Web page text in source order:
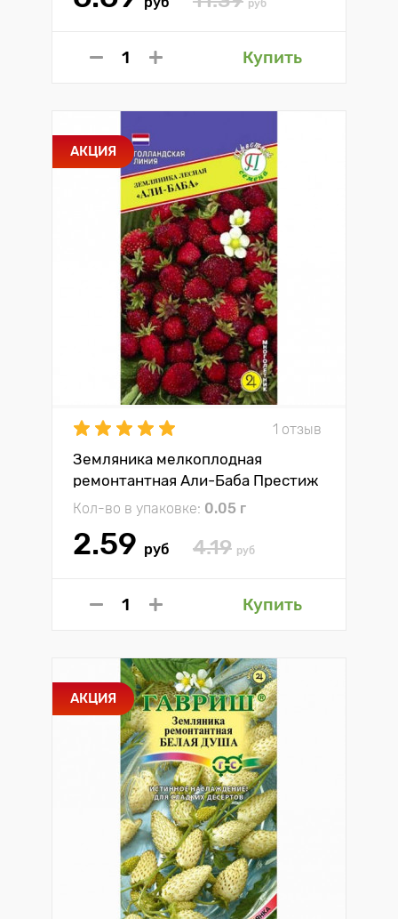
руб
Купить
АКЦИЯ
1 отзыв
Земляника мелкоплодная
ремонтантная Али-Баба Престиж
Кол-во в упаковке: 0.05 г
2.59 руб 4.19 руб
Купить
АКЦИЯ